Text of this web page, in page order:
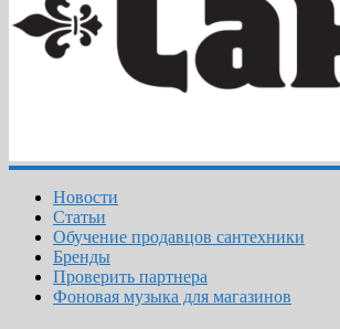
Новости
Статьи
Обучение продавцов сантехники
Бренды
Проверить партнера
Фоновая музыка для магазинов